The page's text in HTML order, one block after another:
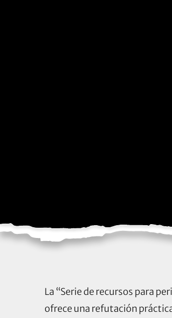
La “Serie de recursos para
ofrece una refutación